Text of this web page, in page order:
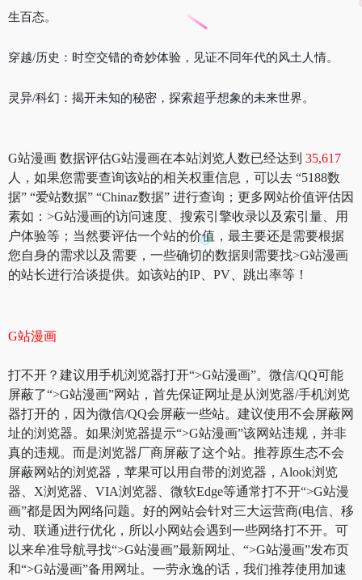
生百态。
穿越/历史：时空交错的奇妙体验，见证不同年代的风土人情。
灵异/科幻：揭开未知的秘密，探索超乎想象的未来世界。
G站漫画 数据评估G站漫画在本站浏览人数已经达到 35,617
人，如果您需要查询该站的相关权重信息，可以去 “5188数
据” “爱站数据” “Chinaz数据” 进行查询；更多网站价值评估因
素如：>G站漫画的访问速度、搜索引擎收录以及索引量、用
户体验等；当然要评估一个站的价值，最主要还是需要根据
您自身的需求以及需要，一些确切的数据则需要找>G站漫画
的站长进行洽谈提供。如该站的IP、PV、跳出率等！
G站漫画
打不开？建议用手机浏览器打开“>G站漫画”。微信/QQ可能
屏蔽了“>G站漫画”网站，首先保证网址是从浏览器/手机浏览
器打开的，因为微信/QQ会屏蔽一些站。建议使用不会屏蔽网
址的浏览器。如果浏览器提示“>G站漫画”该网站违规，并非
真的违规。而是浏览器厂商屏蔽了这个站。推荐原生态不会
屏蔽网站的浏览器，苹果可以用自带的浏览器，Alook浏览
器、X浏览器、VIA浏览器、微软Edge等通常打不开“>G站漫
画”都是因为网络问题。好的网站会针对三大运营商(电信、移
动、联通)进行优化，所以小网站会遇到一些网络打不开。可
以来牟准导航寻找“>G站漫画”最新网址、“>G站漫画”发布页
和“>G站漫画”备用网址。一劳永逸的话，我们推荐使用加速